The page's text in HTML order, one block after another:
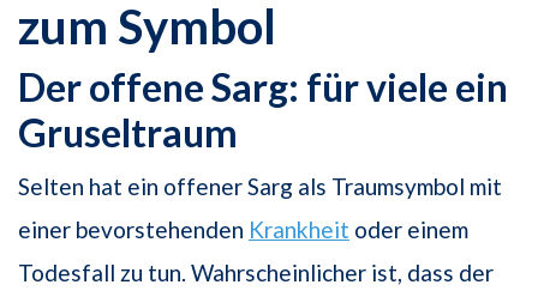
zum Symbol
Der offene Sarg: für viele ein
Gruseltraum
Selten hat ein offener Sarg als Traumsymbol mit
einer bevorstehenden Krankheit oder einem
Todesfall zu tun. Wahrscheinlicher ist, dass der